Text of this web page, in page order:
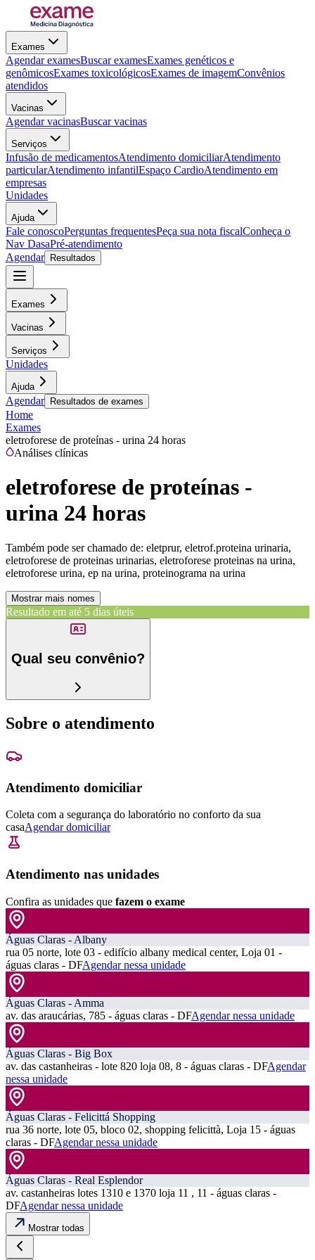
Exames
Agendar examesBuscar examesExames genéticos e
genômicosExames toxicológicosExames de imagemConvênios
atendidos
Vacinas
Agendar vacinasBuscar vacinas
Serviços
Infusão de medicamentosAtendimento domiciliarAtendimento
particularAtendimento infantilEspaço CardioAtendimento em
empresas
Unidades
Ajuda
Fale conoscoPerguntas frequentesPeça sua nota fiscalConheça o
Nav DasaPré-atendimento
Agendar
Resultados
Exames
Vacinas
Serviços
Unidades
Ajuda
Agendar Resultados de exames
Home
Exames
eletroforese de proteínas - urina 24 horas
Análises clínicas
eletroforese de proteínas -
urina 24 horas
Também pode ser chamado de: eletprur, eletrof.proteina urinaria,
eletroforese de proteinas urinarias, eletroforese proteinas na urina,
eletroforese urina, ep na urina, proteinograma na urina
Mostrar mais nomes
Resultado em até 5 dias úteis
Qual seu convênio?
Sobre o atendimento
Atendimento domiciliar
Coleta com a segurança do laboratório no conforto da sua
casaAgendar domiciliar
Atendimento nas unidades
Confira as unidades que fazem o exame
Águas Claras - Albany
rua 05 norte, lote 03 - edifício albany medical center, Loja 01 -
águas claras - DFAgendar nessa unidade
Águas Claras - Amma
av. das araucárias, 785 - águas claras - DFAgendar nessa unidade
Águas Claras - Big Box
av. das castanheiras - lote 820 loja 08, 8 - águas claras - DFAgendar
nessa unidade
Águas Claras - Felicittá Shopping
rua 36 norte, lote 05, bloco 02, shopping felicittà, Loja 15 - águas
claras - DFAgendar nessa unidade
Águas Claras - Real Esplendor
av. castanheiras lotes 1310 e 1370 loja 11 , 11 - águas claras -
DFAgendar nessa unidade
Mostrar todas